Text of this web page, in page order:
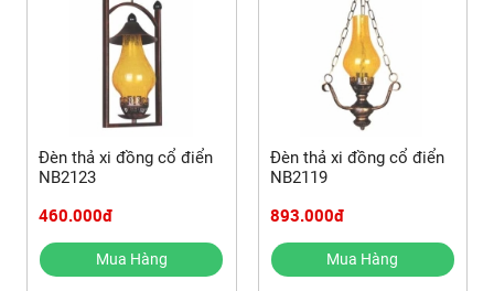
Đèn thả xi đồng cổ điển
NB2123
460.000đ
Mua Hàng
Đèn thả xi đồng cổ điển
NB2119
893.000đ
Mua Hàng